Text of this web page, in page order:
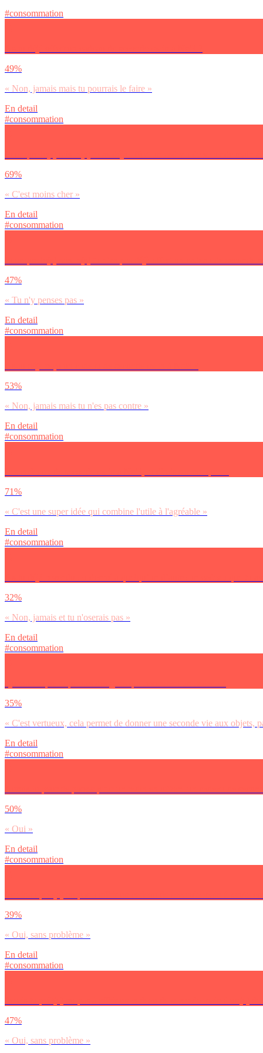
#consommation
49%
« Non, jamais mais tu pourrais le faire »
En detail
#consommation
69%
« C'est moins cher »
En detail
#consommation
47%
« Tu n'y penses pas »
En detail
#consommation
53%
« Non, jamais mais tu n'es pas contre »
En detail
#consommation
71%
« C'est une super idée qui combine l'utile à l'agréable »
En detail
#consommation
32%
« Non, jamais et tu n'oserais pas »
En detail
#consommation
35%
« C'est vertueux, cela permet de donner une seconde vie aux objets,
En detail
#consommation
50%
« Oui »
En detail
#consommation
39%
« Oui, sans problème »
En detail
#consommation
47%
« Oui, sans problème »